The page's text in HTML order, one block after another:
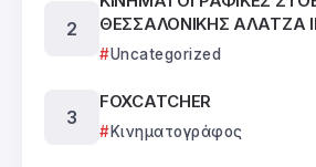
ΘΕΣΣΑΛΟΝΙΚΗΣ ΑΛΑΤΖΑ
Uncategorized
FOXCATCHER
Κινηματογράφος